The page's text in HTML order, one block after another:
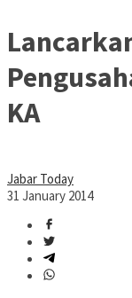
KA
Jabar Today
31 January 2014